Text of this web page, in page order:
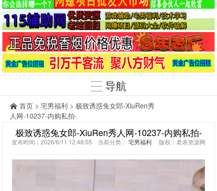
导航
首页 > 宅男福利 > 极致诱惑兔女郎-XiuRen秀
人网-10237-内购私拍-
极致诱惑兔女郎-XiuRen秀人网-10237-内购私拍-
发布时间：2026/6/11 12:48:05 当前分类： 宅男福利 版权：老表资源网